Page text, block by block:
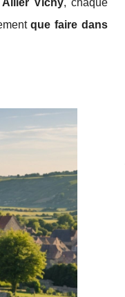
Vichy, chaque
que faire dans